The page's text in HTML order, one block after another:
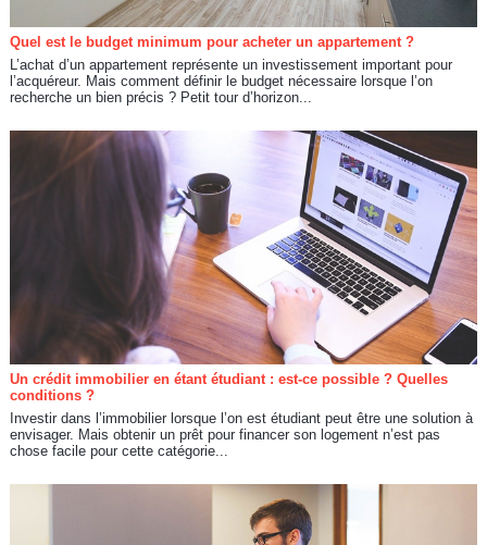
Quel est le budget minimum pour acheter un appartement ?
L’achat d’un appartement représente un investissement important pour
l’acquéreur. Mais comment définir le budget nécessaire lorsque l’on
recherche un bien précis ? Petit tour d’horizon...
Un crédit immobilier en étant étudiant : est-ce possible ? Quelles
conditions ?
Investir dans l’immobilier lorsque l’on est étudiant peut être une solution à
envisager. Mais obtenir un prêt pour financer son logement n’est pas
chose facile pour cette catégorie...